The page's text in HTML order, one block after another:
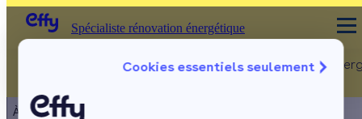
Cookies essentiels seulement
À propos
Spécialiste rénovation énergétique Rénovation
Spécialiste rénovation énergétique